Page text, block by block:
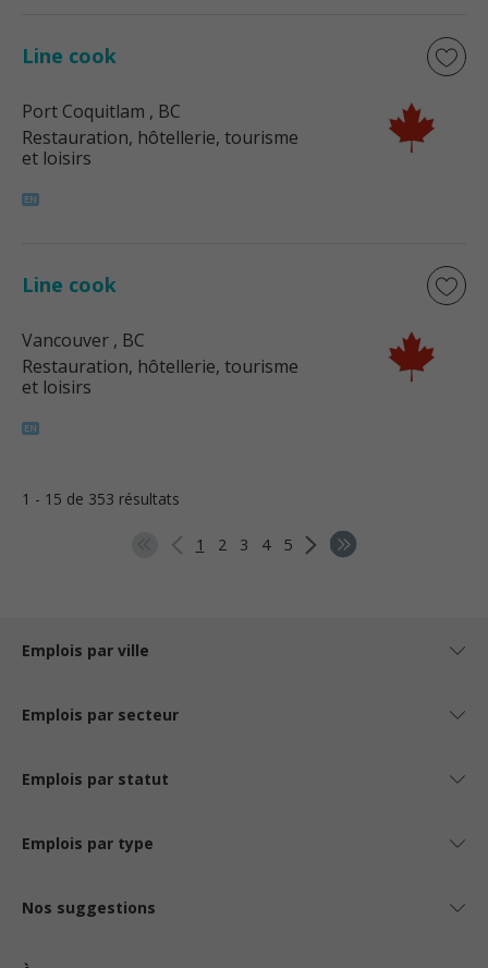
Line cook
Port Coquitlam , BC
Restauration, hôtellerie, tourisme
et loisirs
Line cook
Vancouver , BC
Restauration, hôtellerie, tourisme
et loisirs
1 - 15 de 353 résultats
1 2 3 4 5
Emplois par ville
Emplois par secteur
Emplois par statut
Emplois par type
Nos suggestions